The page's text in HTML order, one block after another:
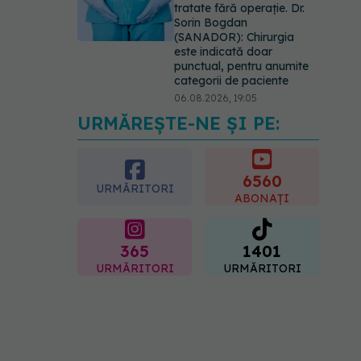
tratate fără operație. Dr.
Sorin Bogdan
(SANADOR): Chirurgia
este indicată doar
punctual, pentru anumite
categorii de paciente
06.08.2026, 19:05
EXCLUSIV Brahiterapie
vs radioterapie externă în
cancerul ginecologic. Dr.
Sorin Bogdan (SANADOR)
explică diferența și cum
acționează tratamentul
URMĂREȘTE-NE ȘI PE:
URMĂRITORI 6560
ABONAȚI
365
URMĂRITORI
1401
URMĂRITORI